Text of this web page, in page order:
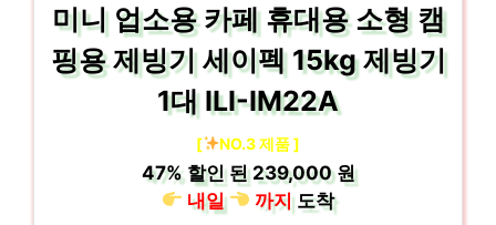
미니 업소용 카페 휴대용 소형 캠
핑용 제빙기 세이펙 15kg 제빙기
1대 ILI-IM22A
[ NO.3 제품 ]
47%할인 된239,000 원
내일
까지도착